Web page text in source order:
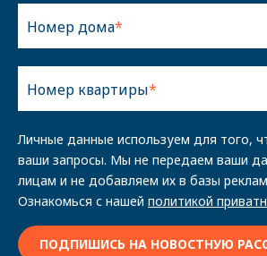
Номер дома
Номер квартиры
Личные данные используем для того,
ваши запросы. Мы не передаем ваши
лицам и не добавляем их в базы
Ознакомься с нашей политикой